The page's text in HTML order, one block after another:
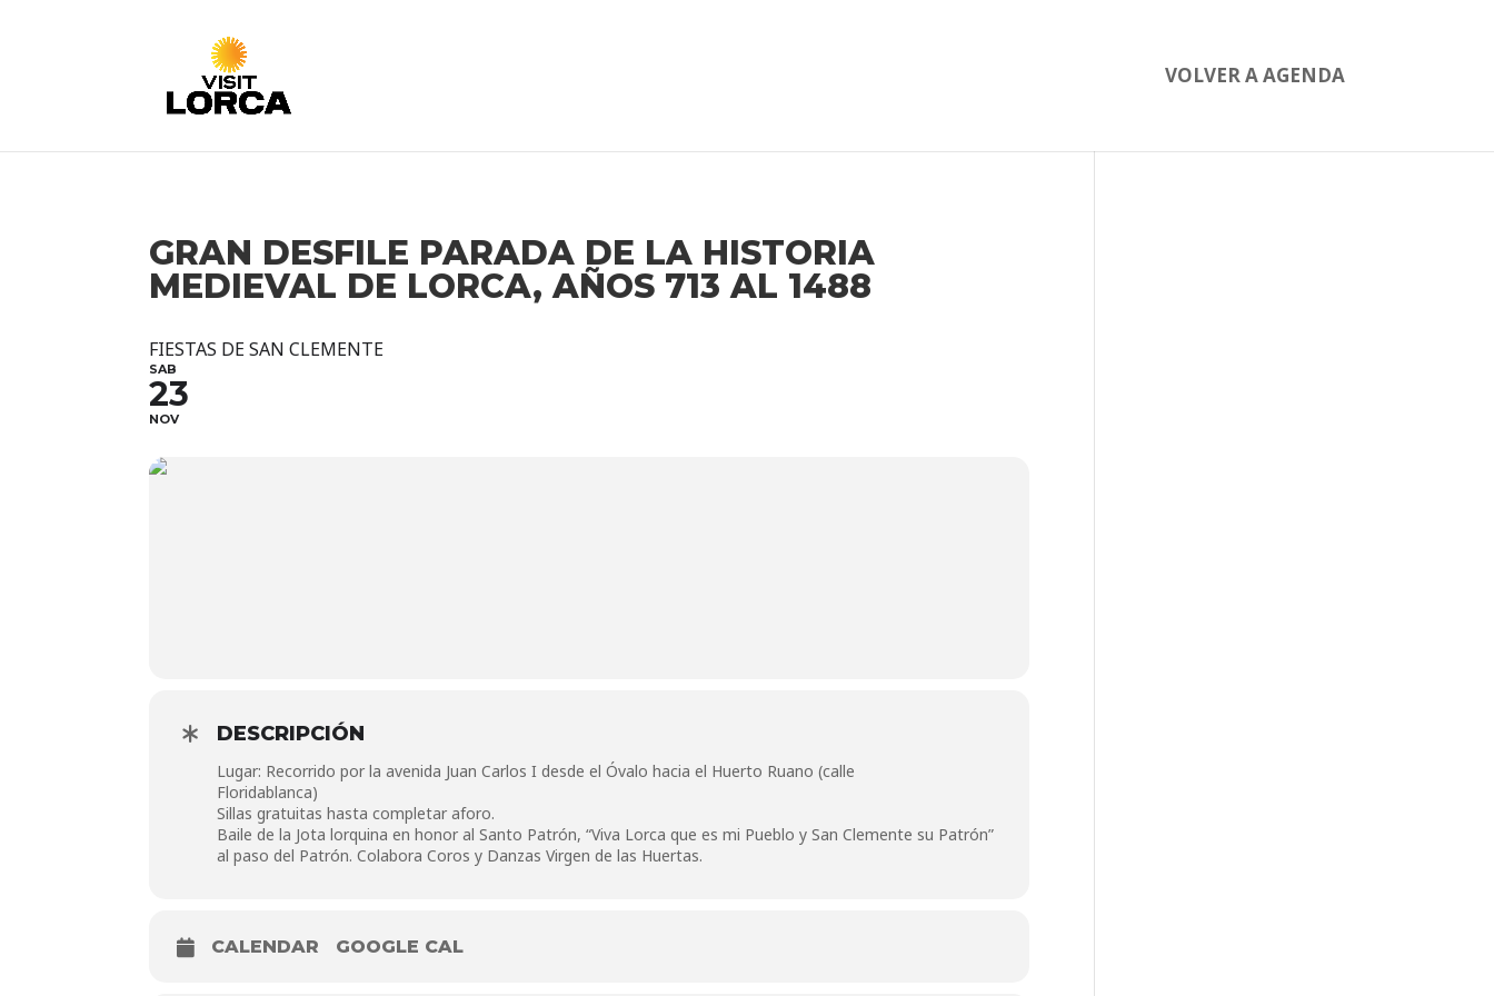
VOLVER A AGENDA
GRAN DESFILE PARADA DE LA HISTORIA
MEDIEVAL DE LORCA, AÑOS 713 AL 1488
FIESTAS DE SAN CLEMENTE
SAB
23
NOV
DESCRIPCIÓN
Lugar: Recorrido por la avenida Juan Carlos I desde el Óvalo hacia el Huerto Ruano (calle
Floridablanca)
Sillas gratuitas hasta completar aforo.
Baile de la Jota lorquina en honor al Santo Patrón, “Viva Lorca que es mi Pueblo y San Clemente su Patrón”
al paso del Patrón. Colabora Coros y Danzas Virgen de las Huertas.
CALENDAR GOOGLE CAL